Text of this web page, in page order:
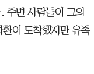
주변 사람들이 그의
이 도착했지만 유족